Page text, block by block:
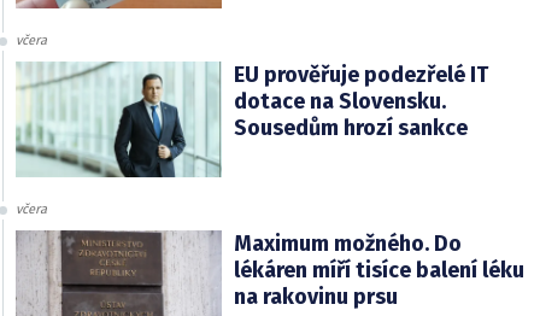
včera
EU prověřuje podezřelé IT
dotace na Slovensku.
Sousedům hrozí sankce
včera
Maximum možného. Do
lékáren míří tisíce balení léku
na rakovinu prsu